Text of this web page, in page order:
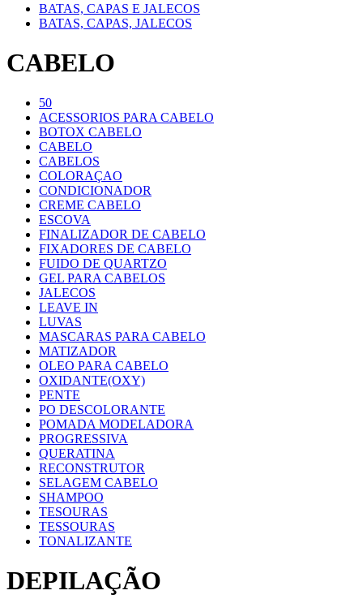
BATAS, CAPAS E JALECOS
BATAS, CAPAS, JALECOS
CABELO
50
ACESSORIOS PARA CABELO
BOTOX CABELO
CABELO
CABELOS
COLORAÇAO
CONDICIONADOR
CREME CABELO
ESCOVA
FINALIZADOR DE CABELO
FIXADORES DE CABELO
FUIDO DE QUARTZO
GEL PARA CABELOS
JALECOS
LEAVE IN
LUVAS
MASCARAS PARA CABELO
MATIZADOR
OLEO PARA CABELO
OXIDANTE(OXY)
PENTE
PO DESCOLORANTE
POMADA MODELADORA
PROGRESSIVA
QUERATINA
RECONSTRUTOR
SELAGEM CABELO
SHAMPOO
TESOURAS
TESSOURAS
TONALIZANTE
DEPILAÇÃO